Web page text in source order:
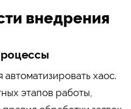
внедрения
хаос.
этапов работы,